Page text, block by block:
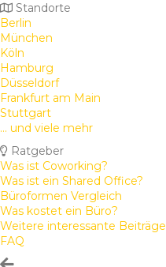
Standorte
Berlin
München
Köln
Hamburg
Düsseldorf
Frankfurt am Main
Stuttgart
... und viele mehr
Ratgeber
Was ist Coworking?
Was ist ein Shared Office?
Büroformen Vergleich
Was kostet ein Büro?
Weitere interessante Beiträge
FAQ